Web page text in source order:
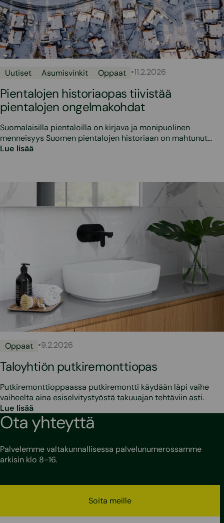
Uutiset Asumisvinkit Oppaat •11.2.2026
Pientalojen historiaopas tiivistää
pientalojen ongelmakohdat
Suomalaisilla pientaloilla on kirjava ja monipuolinen
menneisyys Suomen pientalojen historiaan on mahtunut…
Lue lisää
Oppaat •9.2.2026
Taloyhtiön putkiremonttiopas
Putkiremonttioppaassa putkiremontti käydään läpi vaihe
vaiheelta aina esiselvitystyöstä takuuajan tehtäviin asti.
Lue lisää
Ota yhteyttä
Palvelemme valtakunnallisessa palvelunumerossamme
arkisin klo 8-16.
Soita meille